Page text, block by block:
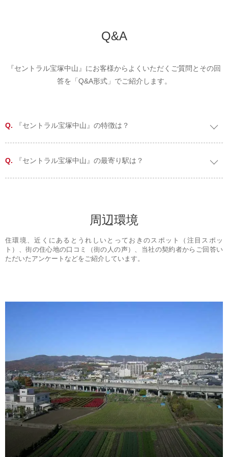
Q&A
『セントラル宝塚中山』にお客様からよくいただくご質問とその回
答を「Q&A形式」でご紹介します。
『セントラル宝塚中山』の特徴は？
『セントラル宝塚中山』の最寄り駅は？
周辺環境
住環境、近くにあるとうれしいとっておきのスポット（注目スポッ
ト）、街の住心地の口コミ（街の人の声）、当社の契約者からご回答い
ただいたアンケートなどをご紹介しています。